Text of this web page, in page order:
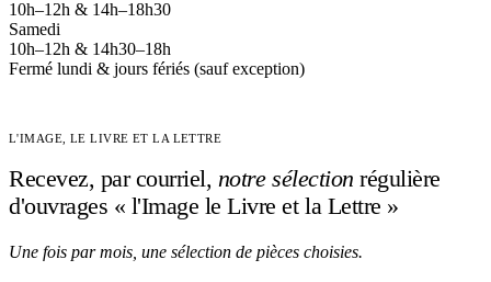
10h–12h & 14h–18h30
Samedi
10h–12h & 14h30–18h
Fermé lundi & jours fériés (sauf exception)
L'IMAGE, LE LIVRE ET LA LETTRE
Recevez, par courriel, notre sélection régulière
d'ouvrages « l'Image le Livre et la Lettre »
Une fois par mois, une sélection de pièces choisies.